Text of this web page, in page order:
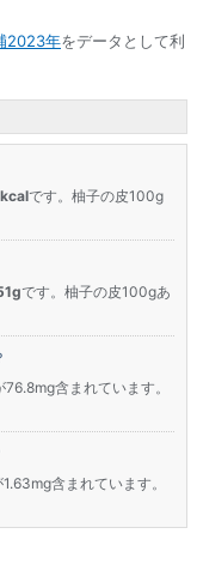
2023年をデータとして利
です。柚子の皮100g
です。柚子の皮100gあ
含まれています。
含まれています。